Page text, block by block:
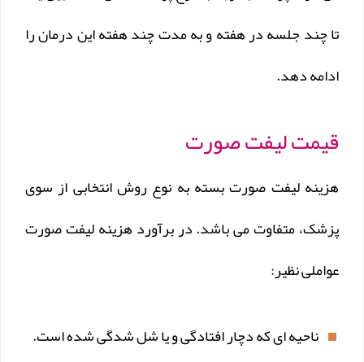
تا چند جلسه در هفته و به مدت چند هفته این درمان را
ادامه دهد.
قیمت لیفت صورت
هزینه لیفت صورت بسته به نوع روش انتخابی از سوی
پزشک، متفاوت می باشد. در برآورد هزینه لیفت صورت
عواملی نظیر:
ناحیه ای که دچار افتادگی و یا شل شدگی شده است.